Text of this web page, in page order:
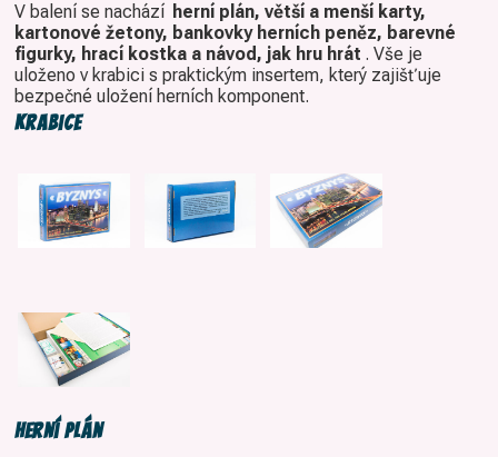
V balení se nachází herní plán, větší a menší karty,
kartonové žetony, bankovky herních peněz, barevné
figurky, hrací kostka a návod, jak hru hrát . Vše je
uloženo v krabici s praktickým insertem, který zajišťuje
bezpečné uložení herních komponent.
Krabice
Herní plán